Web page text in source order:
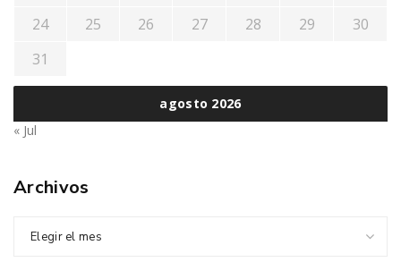
agosto 2026
24
25 26 27 28 29
30
31
« Jul
Archivos
Elegir el mes